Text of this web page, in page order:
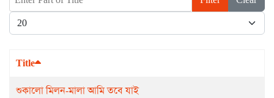
Display #
Title
শুকালো মিলন-মালা আমি তবে যাই